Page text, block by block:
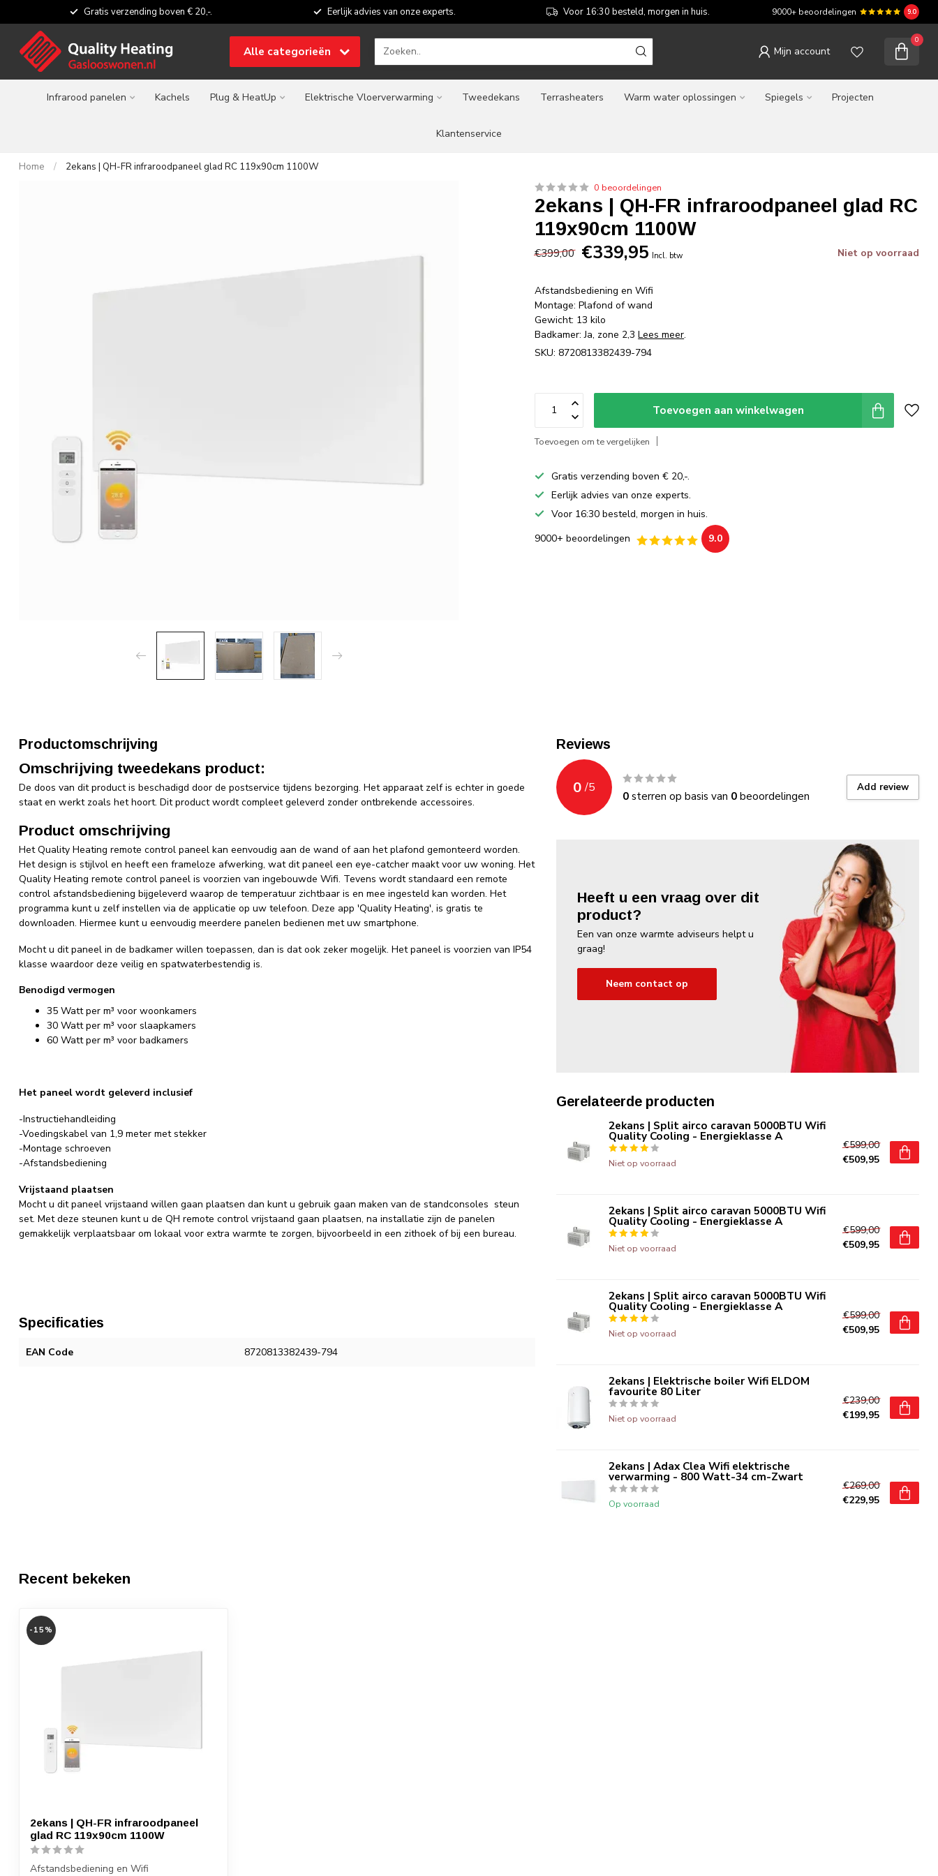
Gratis verzending boven € 20,-. Eerlijk advies van onze experts. Voor 16:30 besteld, morgen in huis. 9000+ beoordelingen 9.0
Alle categorieën Mijn account
0
Infrarood panelen Kachels Plug & HeatUp Elektrische Vloerverwarming Tweedekans Terrasheaters Warm water oplossingen Spiegels Projecten
Klantenservice
Home / 2ekans | QH-FR infraroodpaneel glad RC 119x90cm 1100W
0 beoordelingen
2ekans | QH-FR infraroodpaneel glad RC
119x90cm 1100W
€399,00 €339,95 Incl. btw Niet op voorraad
Afstandsbediening en Wifi
Montage: Plafond of wand
Gewicht: 13 kilo
Badkamer: Ja, zone 2,3Lees meer.
SKU: 8720813382439-794
Toevoegen aan winkelwagen
Toevoegen om te vergelijken
Gratis verzending boven € 20,-.
Eerlijk advies van onze experts.
Voor 16:30 besteld, morgen in huis.
9000+ beoordelingen
9.0
Productomschrijving
Omschrijving tweedekans product:
De doos van dit product is beschadigd door de postservice tijdens bezorging. Het apparaat zelf is echter in goede
staat en werkt zoals het hoort. Dit product wordt compleet geleverd zonder ontbrekende accessoires.
Product omschrijving
Het Quality Heating remote control paneel kan eenvoudig aan de wand of aan het plafond gemonteerd worden.
Het design is stijlvol en heeft een frameloze afwerking, wat dit paneel een eye-catcher maakt voor uw woning. Het
Quality Heating remote control paneel is voorzien van ingebouwde Wifi. Tevens wordt standaard een remote
control afstandsbediening bijgeleverd waarop de temperatuur zichtbaar is en mee ingesteld kan worden. Het
programma kunt u zelf instellen via de applicatie op uw telefoon. Deze app 'Quality Heating', is gratis te
downloaden. Hiermee kunt u eenvoudig meerdere panelen bedienen met uw smartphone.
Mocht u dit paneel in de badkamer willen toepassen, dan is dat ook zeker mogelijk. Het paneel is voorzien van IP54
klasse waardoor deze veilig en spatwaterbestendig is.
Benodigd vermogen
35 Watt per m³ voor woonkamers
30 Watt per m³ voor slaapkamers
60 Watt per m³ voor badkamers
Het paneel wordt geleverd inclusief
-Instructiehandleiding
-Voedingskabel van 1,9 meter met stekker
-Montage schroeven
-Afstandsbediening
Vrijstaand plaatsen
Mocht u dit paneel vrijstaand willen gaan plaatsen dan kunt u gebruik gaan maken van de standconsoles steun
set. Met deze steunen kunt u de QH remote control vrijstaand gaan plaatsen, na installatie zijn de panelen
gemakkelijk verplaatsbaar om lokaal voor extra warmte te zorgen, bijvoorbeeld in een zithoek of bij een bureau.
Specificaties
EAN Code 8720813382439-794
Reviews
0 /5
0sterren op basis van 0beoordelingen
Add review
Heeft u een vraag over dit
product?
Een van onze warmte adviseurs helpt u
graag!
Neem contact op
Gerelateerde producten
2ekans | Split airco caravan 5000BTU Wifi
Quality Cooling - Energieklasse A
Niet op voorraad
€599,00
€509,95
2ekans | Split airco caravan 5000BTU Wifi
Quality Cooling - Energieklasse A
Niet op voorraad
€599,00
€509,95
2ekans | Split airco caravan 5000BTU Wifi
Quality Cooling - Energieklasse A
Niet op voorraad
€599,00
€509,95
2ekans | Elektrische boiler Wifi ELDOM
favourite 80 Liter
Niet op voorraad
€239,00
€199,95
2ekans | Adax Clea Wifi elektrische
verwarming - 800 Watt-34 cm-Zwart
Op voorraad
€269,00
€229,95
Recent bekeken
-15%
2ekans | QH-FR infraroodpaneel
glad RC 119x90cm 1100W
Afstandsbediening en Wifi